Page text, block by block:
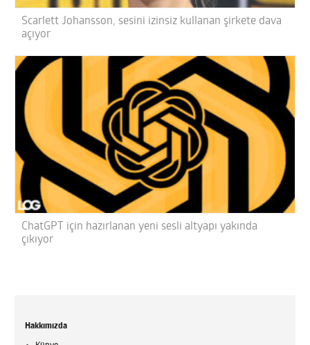
Scarlett Johansson, sesini izinsiz kullanan şirkete dava
açıyor
ChatGPT için hazırlanan yeni sesli altyapı yakında
çıkıyor
Hakkımızda